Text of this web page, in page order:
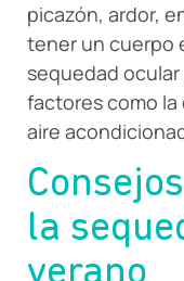
picazón, ardor,
tener un cuerpo
sequedad
factores como la
aire
la